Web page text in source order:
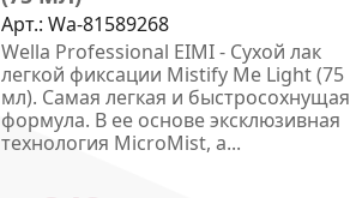
Арт.:Wa-81589268
Wella Professional EIMI - Сухой лак
легкой фиксации Mistify Me Light (75
мл). Самая легкая и быстросохнущая
формула. В ее основе эксклюзивная
технология MicroMist, а...